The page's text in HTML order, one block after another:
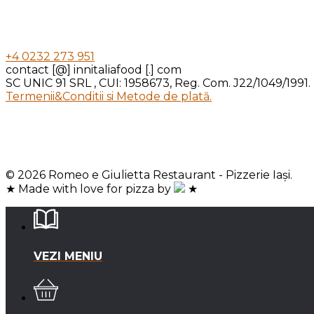
+4 0232 273 951
contact [@] innitaliafood [.] com
SC UNIC 91 SRL , CUI: 1958673, Reg. Com. J22/1049/1991.
Termenii&Conditii si Metode de plată.
© 2026 Romeo e Giulietta Restaurant - Pizzerie Iași.
★ Made with love for pizza by
★
VEZI MENIU